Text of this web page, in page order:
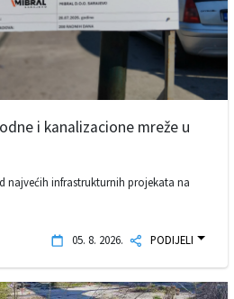
i kanalizacione mreže u
najvećih infrastrukturnih projekata na
05. 8. 2026. PODIJELI